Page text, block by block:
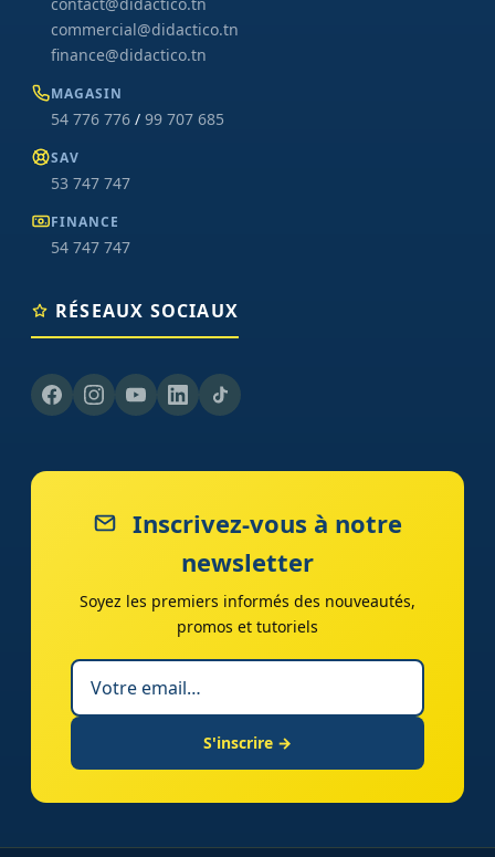
commercial@didactico.tn
finance@didactico.tn
MAGASIN
54 776 776 / 99 707 685
SAV
53 747 747
FINANCE
54 747 747
RÉSEAUX SOCIAUX
Inscrivez-vous à notre
newsletter
Soyez les premiers informés des nouveautés,
promos et tutoriels
S'inscrire →